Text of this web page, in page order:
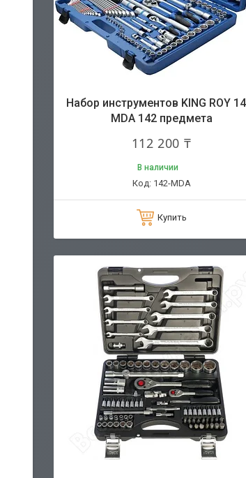
Набор инструментов KING ROY
MDA 142 предмета
112 200 ₸
В наличии
142-MDA
Купить